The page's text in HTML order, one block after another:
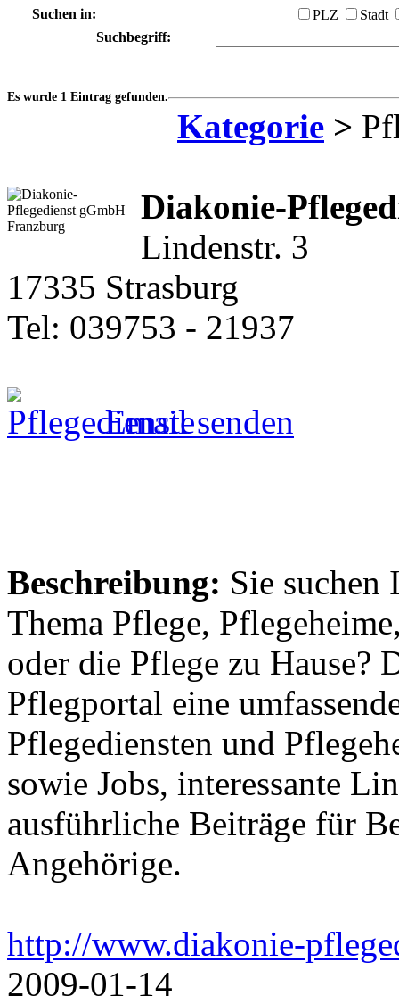
Suchen in: PLZ
Stadt
Suchbegriff:
Es wurde 1 Eintrag gefunden.
Kategorie >
Diakonie-
Lindenstr. 3
17335 Strasburg
Tel: 039753 - 21937
Email senden
Beschreibung: Sie suchen
Thema Pflege,
oder die Pflege zu Hause?
Pflegportal eine
Pflegediensten und
sowie Jobs, interessante
ausführliche Beiträge für
Angehörige.
http://www.diakonie-
2009-01-14